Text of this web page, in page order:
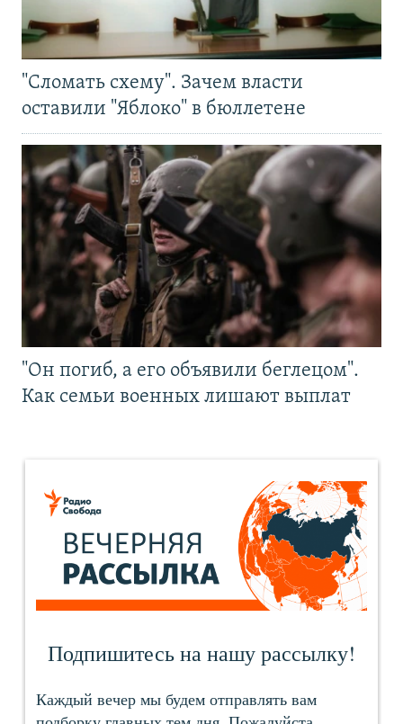
"Сломать схему". Зачем власти
оставили "Яблоко" в бюллетене
"Он погиб, а его объявили беглецом".
Как семьи военных лишают выплат